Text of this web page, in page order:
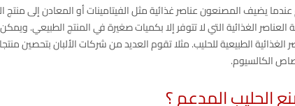
يضيف المصنعون عناصر غذائية مثل الفيتامينات أو المعادن إلى منتج
الغذائية التي لا تتوفر إلا بكميات صغيرة في المنتج الطبيعي.
الطبيعية للحليب. مثلا تقوم العديد من شركات الألبان بتحصين
الكالسيوم.
الحليب المدعم ؟